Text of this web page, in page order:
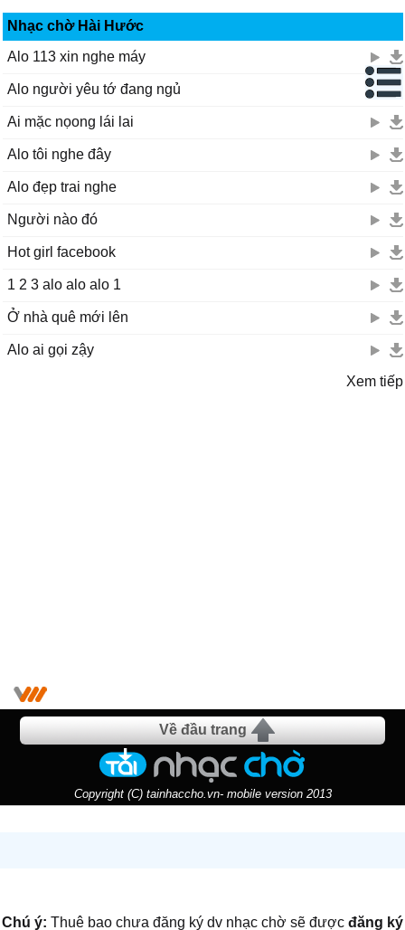
Nhạc chờ Hài Hước
Alo 113 xin nghe máy
Alo người yêu tớ đang ngủ
Ai mặc nọong lái lai
Alo tôi nghe đây
Alo đẹp trai nghe
Người nào đó
Hot girl facebook
1 2 3 alo alo alo 1
Ở nhà quê mới lên
Alo ai gọi zậy
Xem tiếp
Về đầu trang
Copyright (C) tainhaccho.vn- mobile version 2013
Chú ý: Thuê bao chưa đăng ký dv nhạc chờ sẽ được đăng ký